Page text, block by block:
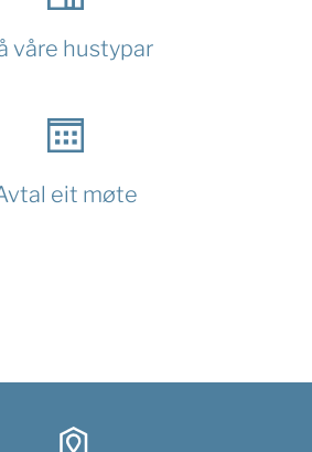
våre hustypar
eit møte